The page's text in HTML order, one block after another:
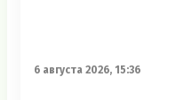
6 августа 2026, 15:36